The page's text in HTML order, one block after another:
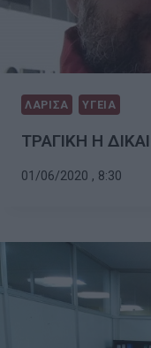
ΛΑΡΙΣΑ ΥΓΕΙΑ
ΤΡΑΓΙΚΗ Η
01/06/2020 , 8:30